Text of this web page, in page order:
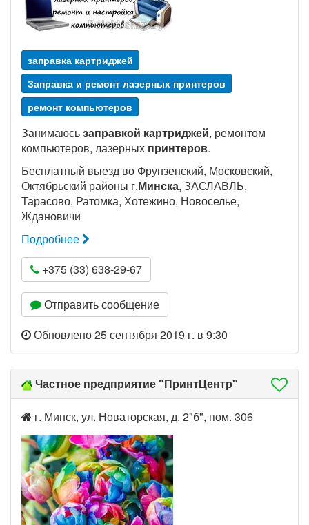
заправка картриджей
Заправка и ремонт лазерных принтеров
ремонт компьютеров
Занимаюсьзаправкой картриджей, ремонтом
компьютеров, лазерных принтеров.
Бесплатный выезд во Фрунзенский, Московский,
Октябрьский районы г.Минска, ЗАСЛАВЛЬ,
Тарасово, Ратомка, Хотежино, Новоселье,
Ждановичи
Подробнее
+375 (33) 638-29-67
Отправить сообщение
Обновлено 25 сентября 2019 г. в 9:30
Частное предприятие "ПринтЦентр"
г. Минск, ул. Новаторская, д. 2"б", пом. 306